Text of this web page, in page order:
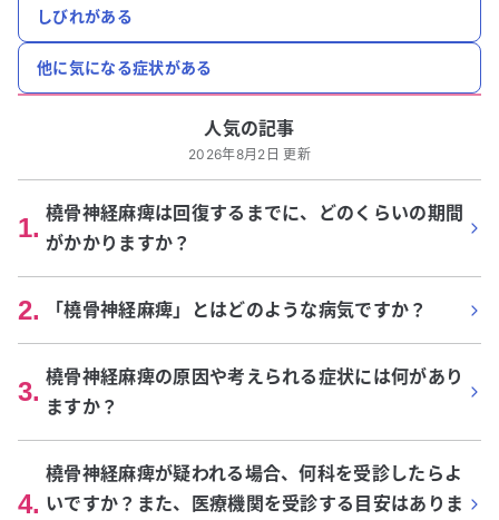
しびれがある
他に気になる症状がある
人気の記事
2026年8月2日 更新
1. 橈骨神経麻痺は回復するまでに、どのくらいの期間
がかかりますか？
2. 「橈骨神経麻痺」とはどのような病気ですか？
3. 橈骨神経麻痺の原因や考えられる症状には何があり
ますか？
4.
橈骨神経麻痺が疑われる場合、何科を受診したらよ
いですか？また、医療機関を受診する目安はありま